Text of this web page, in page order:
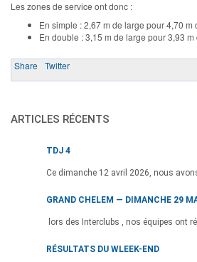
Les zones de service ont donc :
En simple : 2,67 m de large pour 4,70 m
En double : 3,15 m de large pour 3,93 m
Share Twitter
ARTICLES RÉCENTS
TDJ 4
Ce dimanche 12 avril 2026, nous
GRAND CHELEM — DIMANCHE 29
lors des Interclubs , nos équipes ont
RÉSULTATS DU WLEEK-END